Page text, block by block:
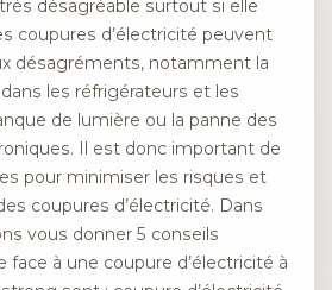
désagréable surtout si elle
coupures d’électricité peuvent
désagréments, notamment la
les réfrigérateurs et les
de lumière ou la panne des
Il est donc important de
pour minimiser les risques et
coupures d’électricité. Dans
vous donner 5 conseils
face à une coupure d’électricité à